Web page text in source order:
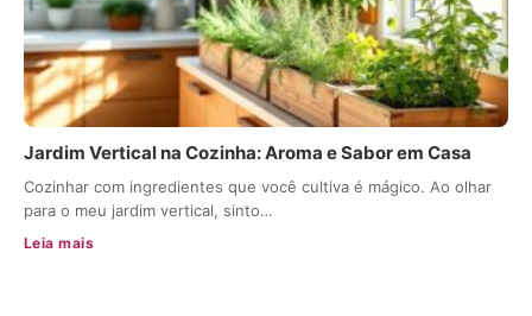
Jardim Vertical na Cozinha: Aroma e Sabor em Casa
Cozinhar com ingredientes que você cultiva é mágico. Ao olhar
para o meu jardim vertical, sinto…
Leia mais